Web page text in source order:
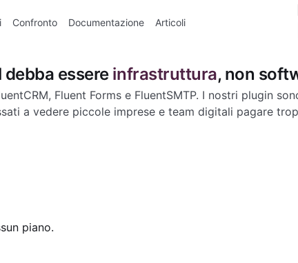
Confronto Documentazione Articoli
debba essere infrastruttura, non
Fluent Forms e FluentSMTP. I nostri plugin
a vedere piccole imprese e team digitali pagare
piano.